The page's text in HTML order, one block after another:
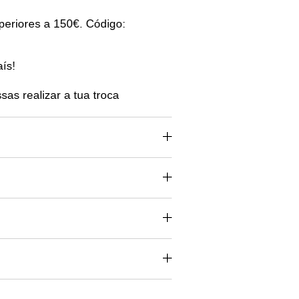
a 150€. Código:
realizar a tua troca